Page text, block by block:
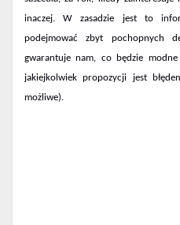
inaczej. W zasadzie jest to
podejmować zbyt pochopnych
gwarantuje nam, co będzie
jakiejkolwiek propozycji jest
możliwe).